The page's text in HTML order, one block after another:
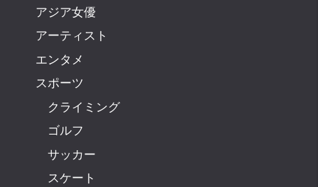
アジア女優
アーティスト
エンタメ
スポーツ
クライミング
ゴルフ
サッカー
スケート